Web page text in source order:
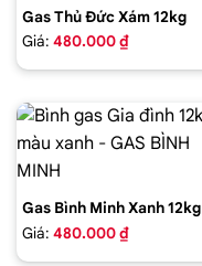
Gas Thủ Đức Xám 12kg
Giá: 480.000 ₫
Gas Bình Minh Xanh 12kg
Giá: 480.000 ₫